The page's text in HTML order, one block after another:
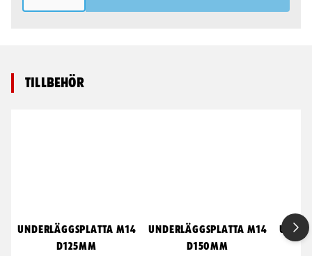
Tillbehör
UNDERLÄGGSPLATTA M14
D125MM
UNDERLÄGGSPLATTA M14
D150MM